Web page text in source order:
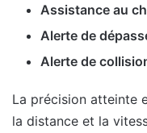
Assistance au
Alerte de
Alerte de
La précision atteinte
la distance et la